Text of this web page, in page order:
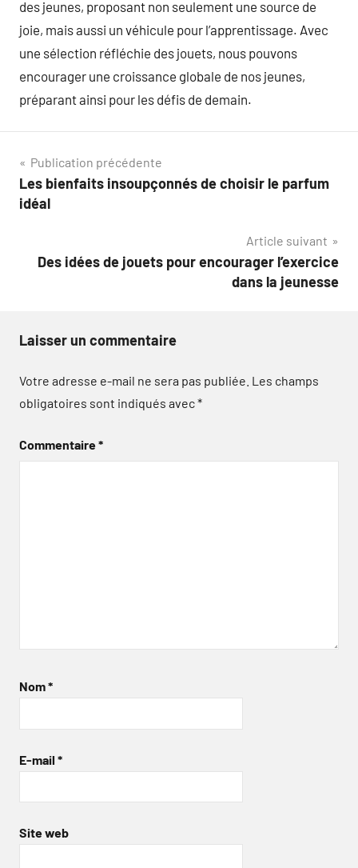
des jeunes, proposant non seulement une source de
joie, mais aussi un véhicule pour l’apprentissage. Avec
une sélection réfléchie des jouets, nous pouvons
encourager une croissance globale de nos jeunes,
préparant ainsi pour les défis de demain.
Navigation
de
Publication précédente
Les bienfaits insoupçonnés de choisir le parfum
idéal
Article suivant
Des idées de jouets pour encourager l’exercice
dans la jeunesse
Laisser un commentaire
Votre adresse e-mail ne sera pas publiée. Les champs
obligatoires sont indiqués avec*
Commentaire*
Nom*
E-mail *
Site web